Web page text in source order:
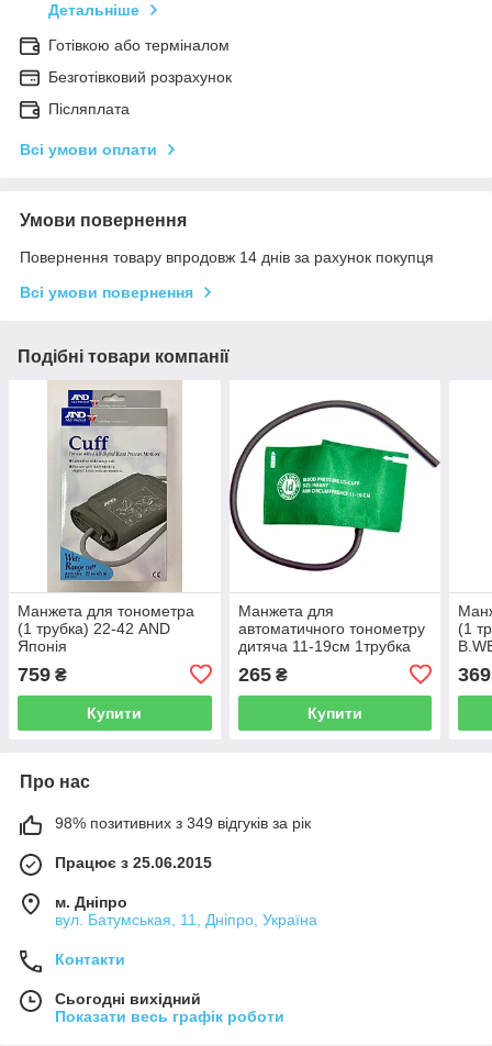
Детальніше
Готівкою або терміналом
Безготівковий розрахунок
Післяплата
Всі умови оплати
Умови повернення
Повернення товару впродовж 14 днів за рахунок покупця
Всі умови повернення
Подібні товари компанії
Манжета для тонометра
(1 трубка) 22-42 AND
Японія
759 ₴
Купити
Манжета для
автоматичного тонометру
дитяча 11-19см 1трубка
265₴
Купити
(1
369
Про нас
98% позитивних з 349 відгуків за рік
Працює з 25.06.2015
м. Дніпро
вул. Батумськая, 11, Дніпро, Україна
Контакти
Сьогодні вихідний
Показати весь графік роботи